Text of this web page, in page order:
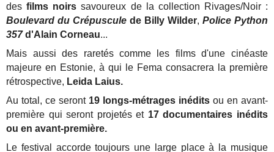
des films noirs savoureux de la collection Rivages/Noir :
Boulevard du Crépuscule de Billy Wilder, Police Python
357 d'Alain Corneau...
Mais aussi des raretés comme les films d'une cinéaste
majeure en Estonie, à qui le Fema consacrera la première
rétrospective, Leida Laius.
Au total, ce seront 19 longs-métrages inédits ou en avant-
première qui seront projetés et 17 documentaires inédits
ou en avant-première.
Le festival accorde toujours une large place à la musique